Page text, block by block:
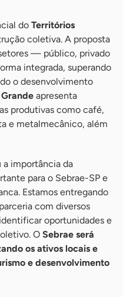
do Territórios
coletiva. A proposta
— público, privado
integrada, superando
o desenvolvimento
apresenta
produtivas como café,
e metalmecânico, além
a importância da
para o Sebrae-SP e
Estamos entregando
com diversos
oportunidades e
O Sebrae será
os ativos locais e
e desenvolvimento